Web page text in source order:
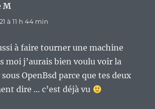
Mdit :
à 11 h 44 min
à faire tourner une machine
moi j’aurais bien voulu voir la
OpenBsd parce que tes deux
dire … c’est déjà vu